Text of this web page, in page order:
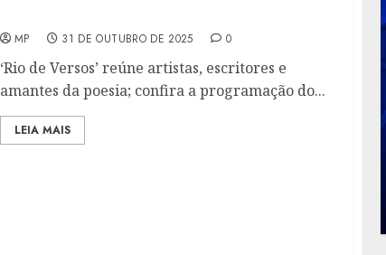
MP 31 DE OUTUBRO DE 2025 0
‘Rio de Versos’ reúne artistas, escritores e
amantes da poesia; confira a programação do...
LEIA MAIS